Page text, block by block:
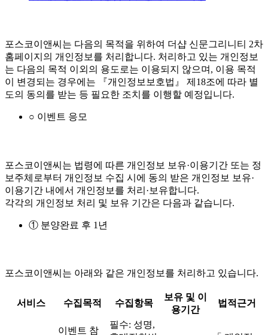
포스코이앤씨는 다음의 목적을 위하여 더샵 신문그리니티 2차
홈페이지의 개인정보를 처리합니다. 처리하고 있는 개인정보
는 다음의 목적 이외의 용도로는 이용되지 않으며, 이용 목적
이 변경되는 경우에는 『개인정보보호법』 제18조에 따라 별
도의 동의를 받는 등 필요한 조치를 이행할 예정입니다.
○ 이벤트 응모
포스코이앤씨는 법령에 따른 개인정보 보유·이용기간 또는 정
보주체로부터 개인정보 수집 시에 동의 받은 개인정보 보유·
이용기간 내에서 개인정보를 처리·보유합니다.
각각의 개인정보 처리 및 보유 기간은 다음과 같습니다.
① 분양완료 후 1년
포스코이앤씨는 아래와 같은 개인정보를 처리하고 있습니다.
서비스 수집목적 수집항목
보유 및 이
용기간
법적근거
이벤트 참
필수: 성명,